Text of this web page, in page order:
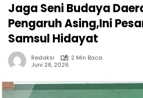
Jaga Seni Budaya
Pengaruh Asing,Ini
Samsul Hidayat
Redaksi
2 Min Baca
Juni 28, 2026